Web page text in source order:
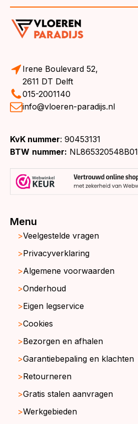
Irene Boulevard 52,
2611 DT Delft
015-2001140
info@vloeren-paradijs.nl
KvK nummer: 90453131
BTW nummer: NL865320548B01
Menu
Veelgestelde vragen
Privacyverklaring
Algemene voorwaarden
Onderhoud
Eigen legservice
Cookies
Bezorgen en afhalen
Garantiebepaling en klachten
Retourneren
Gratis stalen aanvragen
Werkgebieden